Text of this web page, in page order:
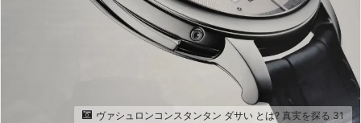
ヴァシュロンコンスタンタン ダサい とは? 真実を探る 31